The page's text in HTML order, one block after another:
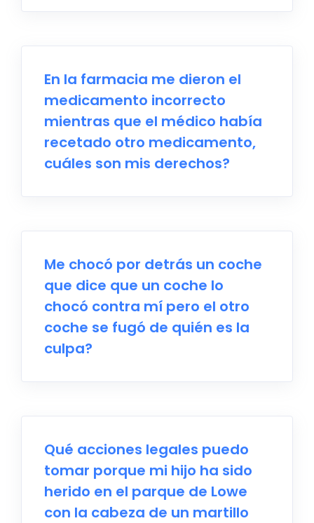
En la farmacia me dieron el
medicamento incorrecto
mientras que el médico había
recetado otro medicamento,
cuáles son mis derechos?
Me chocó por detrás un coche
que dice que un coche lo
chocó contra mí pero el otro
coche se fugó de quién es la
culpa?
Qué acciones legales puedo
tomar porque mi hijo ha sido
herido en el parque de Lowe
con la cabeza de un martillo